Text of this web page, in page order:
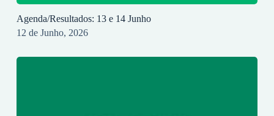
Agenda/Resultados: 13 e 14 Junho
12 de Junho, 2026